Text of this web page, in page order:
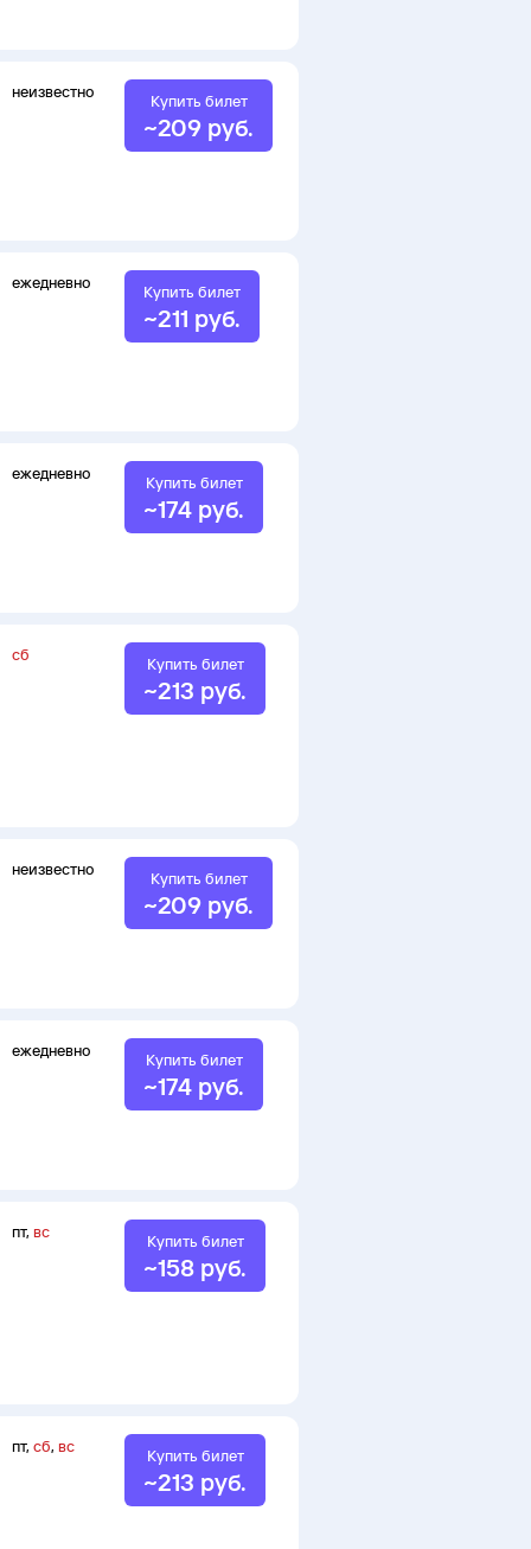
неизвестно Купить билет
~209 руб.
ежедневно Купить билет
~211 руб.
ежедневно Купить билет
~174 руб.
сб Купить билет
~213 руб.
неизвестно Купить билет
~209 руб.
ежедневно Купить билет
~174 руб.
пт, вс Купить билет
~158 руб.
пт, сб, вс Купить билет
~213 руб.